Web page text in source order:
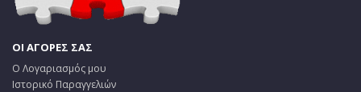
ΟΙ ΑΓΟΡΕΣ ΣΑΣ
Ο Λογαριασμός μου
Ιστορικό Παραγγελιών